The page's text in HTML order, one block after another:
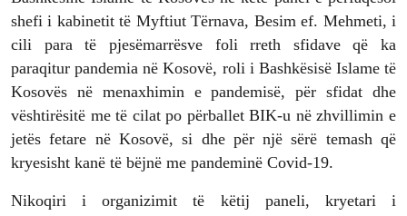
shefi i kabinetit të Myftiut Tërnava, Besim ef. Mehmeti, i
cili para të pjesëmarrësve foli rreth sfidave që ka
paraqitur pandemia në Kosovë, roli i Bashkësisë Islame të
Kosovës në menaxhimin e pandemisë, për sfidat dhe
vështirësitë me të cilat po përballet BIK-u në zhvillimin e
jetës fetare në Kosovë, si dhe për një sërë temash që
kryesisht kanë të bëjnë me pandeminë Covid-19.
Nikoqiri i organizimit të këtij paneli, kryetari i